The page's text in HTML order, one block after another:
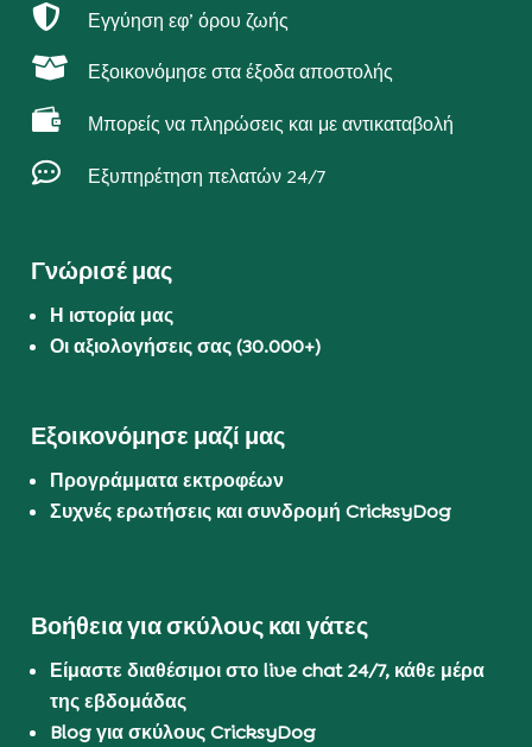
 Εγγύηση εφ’ όρου ζωής
 Εξοικονόμησε στα έξοδα αποστολής
 Μπορείς να πληρώσεις και με αντικαταβολή
 Εξυπηρέτηση πελατών 24/7
Γνώρισέ μας
Η ιστορία μας
Οι αξιολογήσεις σας (30.000+)
Εξοικονόμησε μαζί μας
Προγράμματα εκτροφέων
Συχνές ερωτήσεις και συνδρομή CricksyDog
Βοήθεια για σκύλους και γάτες
Είμαστε διαθέσιμοι στο live chat 24/7, κάθε μέρα
της εβδομάδας
Blog για σκύλους CricksyDog